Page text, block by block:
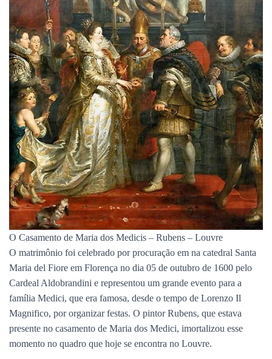
O Casamento de Maria dos Medicis – Rubens – Louvre
O matrimônio foi celebrado por procuração em na catedral Santa
Maria del Fiore em Florença no dia 05 de outubro de 1600 pelo
Cardeal Aldobrandini e representou um grande evento para a
família Medici, que era famosa, desde o tempo de Lorenzo Il
Magnifico, por organizar festas. O pintor Rubens, que estava
presente no casamento de Maria dos Medici, imortalizou esse
momento no quadro que hoje se encontra no Louvre.